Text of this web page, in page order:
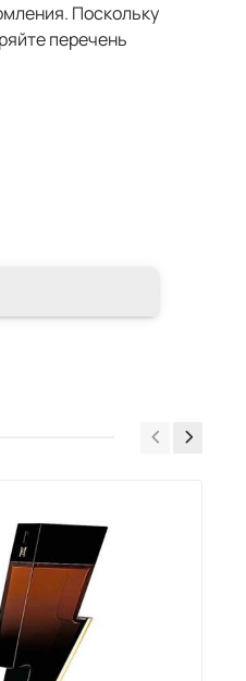
Поскольку
перечень